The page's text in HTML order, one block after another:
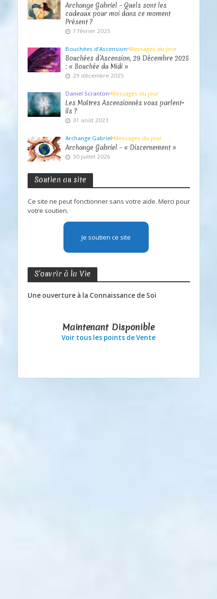
Archange Gabriel – Quels sont les
cadeaux pour moi dans ce moment
Présent ?
7 février 2025
Bouchées d'Ascension•Messages du jour
Bouchées d’Ascension, 29 Décembre 2025
: « Bouchée du Midi »
29 décembre 2025
Daniel Scranton•Messages du jour
Les Maîtres Ascensionnés vous parlent-
ils ?
31 août 2023
Archange Gabriel•Messages du jour
Archange Gabriel – « Discernement »
30 juillet 2026
Soutien au site
Ce site ne peut fonctionner sans votre aide. Merci pour
votre soutien.
Je soutien ce site
S’ouvrir à la Vie
Une ouverture à la Connaissance de Soi
Maintenant Disponible
Voir tous les points de Vente